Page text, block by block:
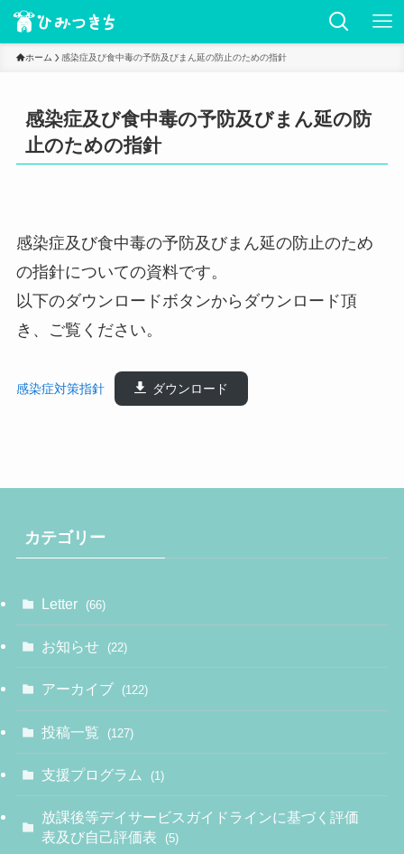
ホーム 感染症及び食中毒の予防及びまん延の防止のための指針
感染症及び食中毒の予防及びまん延の防
止のための指針
感染症及び食中毒の予防及びまん延の防止のため
の指針についての資料です。
以下のダウンロードボタンからダウンロード頂
き、ご覧ください。
感染症対策指針 ダウンロード
カテゴリー
Letter (66)
お知らせ (22)
アーカイブ (122)
投稿一覧 (127)
支援プログラム (1)
放課後等デイサービスガイドラインに基づく評価
表及び自己評価表
(5)